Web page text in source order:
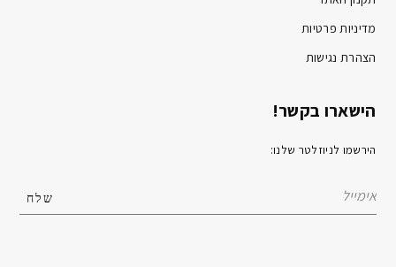
מדיניות פרטיות
הצהרת נגישות
הישארו בקשר!
הירשמו לניוזלטר שלנו: